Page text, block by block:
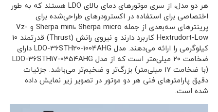
هر دو مدل، از سری موتورهای دمای بالای LDO هستند که به طور
اختصاصی برای استفاده در اکسترودرهای طراحی‌شده برای
پرینترهای سه‌بعدی از جمله Sherpa mini، Sherpa micro و Vz-
Hextrudort-Low کاربرد دارند و نیروی رانش (Thrust) قدرتمند ۱۰
کیلوگرمی را ارائه می‌دهند. مدل LDO-36STH20-1004AHG دارای
ضخامت ۲۰ میلی‌متر است که از مدل LDO-36STH17-0354AHG
(با ضخامت ۱۷ میلی‌متر) بزرگ‌تر و ضخیم‌تر می‌باشد. جزئیات
دقیق پارامترهای فنی هر دو موتور در تصویر زیر نمایش داده
شده است.